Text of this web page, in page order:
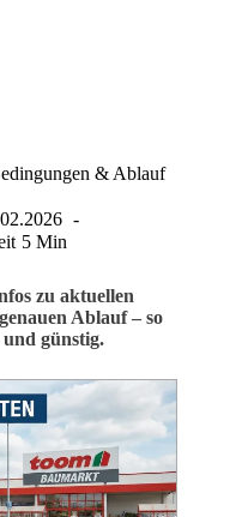
& Ablauf
5 Min
zu aktuellen
Ablauf – so
günstig.